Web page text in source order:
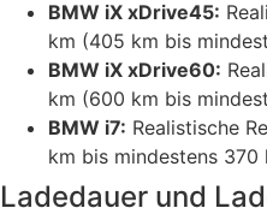
BMW iX xDrive45:
km (405 km bis
BMW iX xDrive60:
km (600 km bis
BMW i7: Realistische
km bis mindestens 370
Ladedauer und